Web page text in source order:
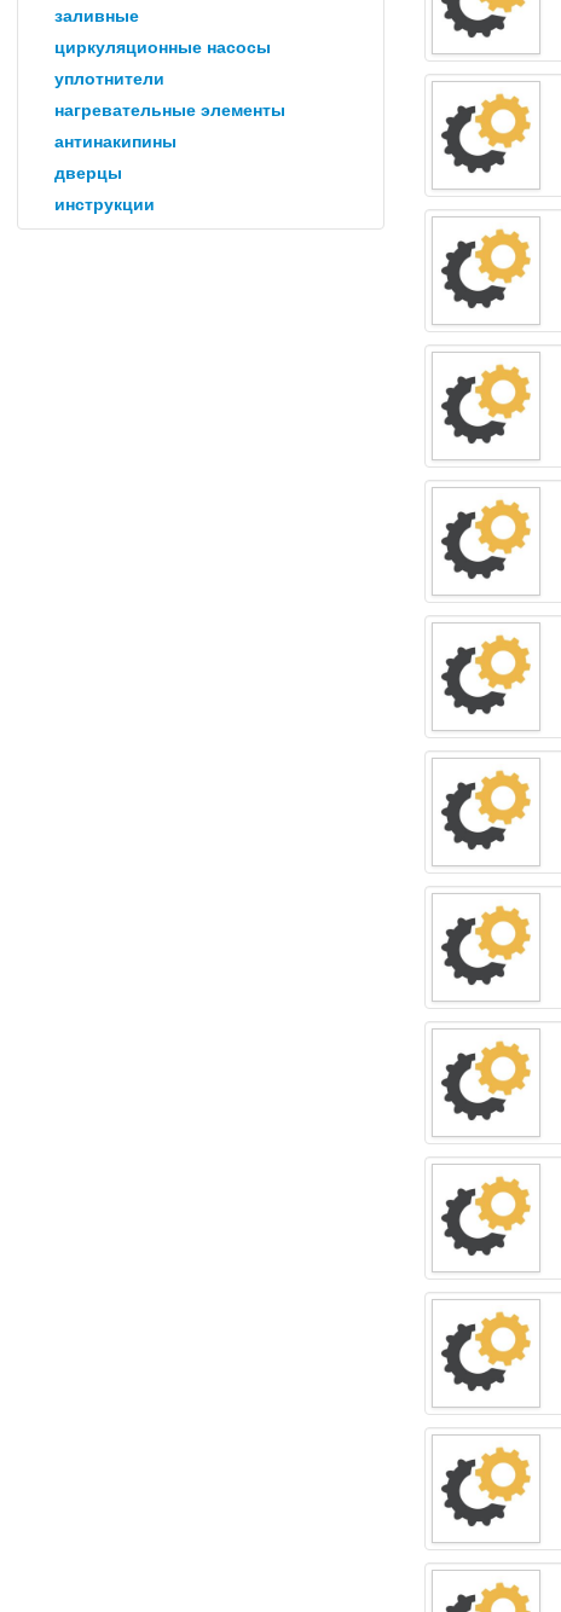
заливные
циркуляционные насосы
уплотнители
нагревательные элементы
антинакипины
дверцы
инструкции